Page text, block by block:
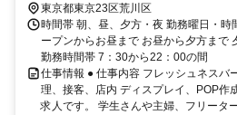
東京都東京23区荒川区
時間帯 朝、昼、夕方・夜 勤務曜日・時
ープンからお昼まで お昼から夕方まで
勤務時間帯 7：30から22：00の間
仕事情報 ● 仕事内容 フレッシュネスバ
理、接客、店内 ディスプレイ、POP作
求人です。 学生さんや主婦、フリータ